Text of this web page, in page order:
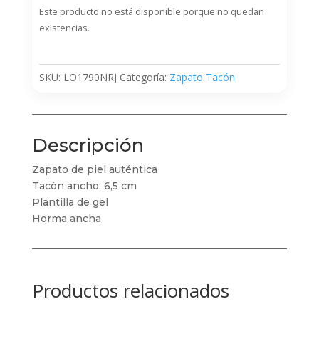
Este producto no está disponible porque no quedan
existencias.
SKU: LO1790NRJ Categoría: Zapato Tacón
Descripción
Zapato de piel auténtica
Tacón ancho: 6,5 cm
Plantilla de gel
Horma ancha
Productos relacionados